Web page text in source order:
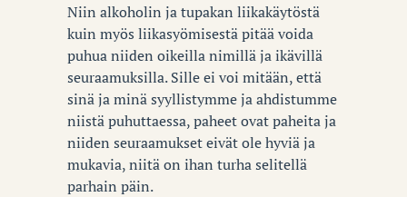
Niin alkoholin ja tupakan liikakäytöstä
kuin myös liikasyömisestä pitää voida
puhua niiden oikeilla nimillä ja ikävillä
seuraamuksilla. Sille ei voi mitään, että
sinä ja minä syyllistymme ja ahdistumme
niistä puhuttaessa, paheet ovat paheita ja
niiden seuraamukset eivät ole hyviä ja
mukavia, niitä on ihan turha selitellä
parhain päin.